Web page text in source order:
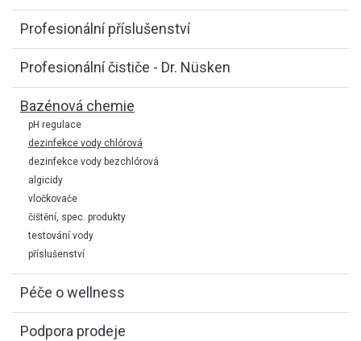
Profesionální příslušenství
Profesionální čističe - Dr. Nüsken
Bazénová chemie
pH regulace
dezinfekce vody chlórová
dezinfekce vody bezchlórová
algicidy
vločkovače
čištění, spec. produkty
testování vody
příslušenství
Péče o wellness
Podpora prodeje